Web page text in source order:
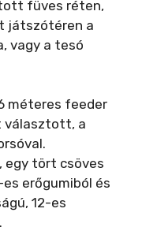
füves réten,
játszótéren a
vagy a tesó
méteres feeder
választott, a
egy tört csöves
erőgumiból és
12-es